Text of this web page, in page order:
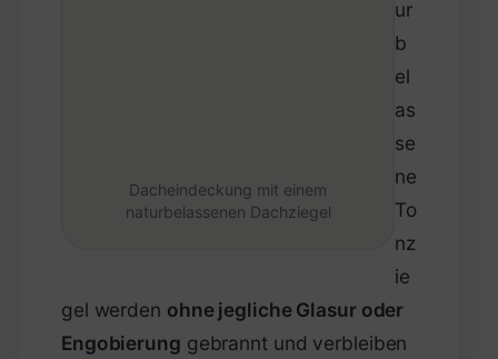
Dacheindeckung mit einem
naturbelassenen Dachziegel
ur
b
el
as
se
ne
To
nz
ie
gel werden ohne jegliche Glasur oder
Engobierung gebrannt und verbleiben